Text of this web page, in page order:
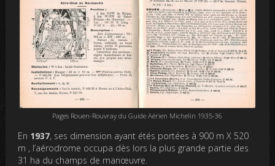
Pages Rouen-Rouvray du Guide Aérien Michelin 1935-36
En 1937, ses dimension ayant étés portées à 900 m X 520
m , l’aérodrome occupa dès lors la plus grande partie des
31 ha du champs de manœuvre.